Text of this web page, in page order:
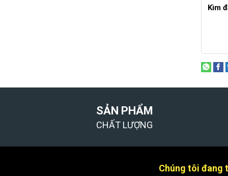
Kìm
SẢN PHẨM
CHẤT LƯỢNG
Chúng tôi đang